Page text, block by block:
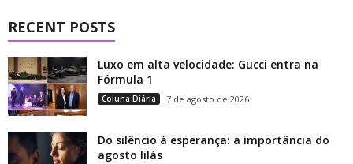
RECENT POSTS
Luxo em alta velocidade: Gucci entra na
Fórmula 1
Coluna Diária 7 de agosto de 2026
Do silêncio à esperança: a importância do
agosto lilás